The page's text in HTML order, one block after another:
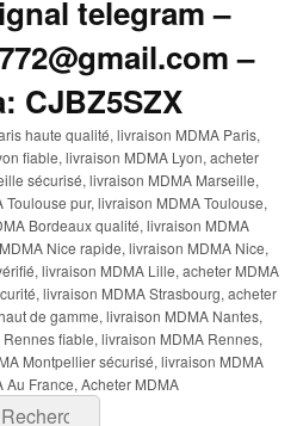
telegram –
–
CJBZ5SZX
haute qualité, livraison MDMA Paris,
fiable, livraison MDMA Lyon, acheter
sécurisé, livraison MDMA Marseille,
pur, livraison MDMA Toulouse,
Bordeaux qualité, livraison MDMA
Nice rapide, livraison MDMA Nice,
livraison MDMA Lille, acheter MDMA
livraison MDMA Strasbourg, acheter
de gamme, livraison MDMA Nantes,
fiable, livraison MDMA Rennes,
Montpellier sécurisé, livraison MDMA
Au France, Acheter MDMA
:
Rechercher